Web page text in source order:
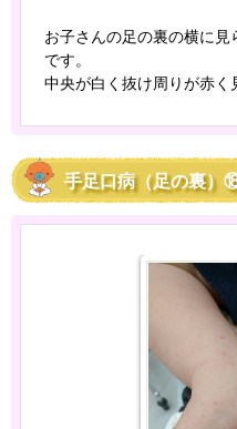
お子さんの足の裏の横に
です。
中央が白く抜け周りが赤く
手足口病（足の裏）